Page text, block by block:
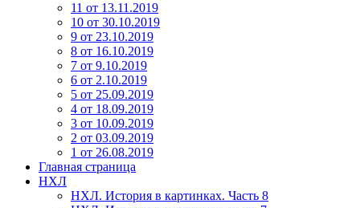
11 от 13.11.2019
10 от 30.10.2019
9 от 23.10.2019
8 от 16.10.2019
7 от 9.10.2019
6 от 2.10.2019
5 от 25.09.2019
4 от 18.09.2019
3 от 10.09.2019
2 от 03.09.2019
1 от 26.08.2019
Главная страница
НХЛ
НХЛ. История в картинках. Часть 8